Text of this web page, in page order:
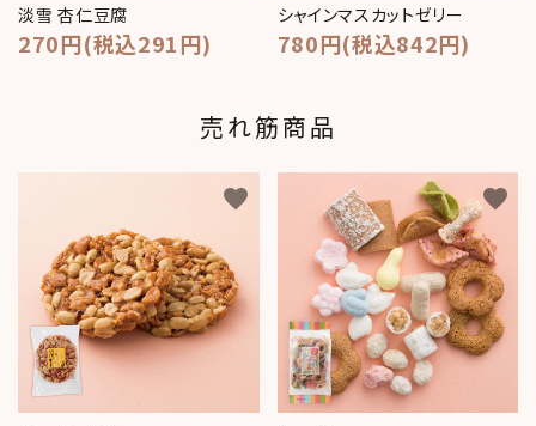
淡雪 杏仁豆腐
270円(税込291円)
シャインマスカットゼリー
780円(税込842円)
売れ筋商品
favorite favorite